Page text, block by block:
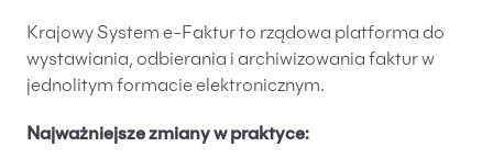
Likwidacje i upadłości spółek
Modelowanie i optymalizacja działalności IT
Przekształcenia spółek
Krajowy System e-Faktur to rządowa platforma do
wystawiania, odbierania i archiwizowania faktur w
jednolitym formacie elektronicznym.
Najważniejsze zmiany w praktyce: